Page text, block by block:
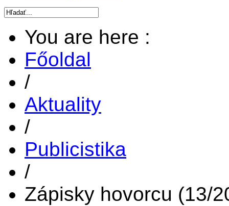
You are here :
Főoldal
/
Aktuality
/
Publicistika
/
Zápisky hovorcu (13/